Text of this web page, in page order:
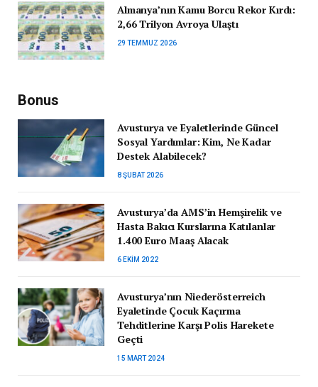
Almanya’nın Kamu Borcu Rekor Kırdı:
2,66 Trilyon Avroya Ulaştı
29 TEMMUZ 2026
Bonus
Avusturya ve Eyaletlerinde Güncel
Sosyal Yardımlar: Kim, Ne Kadar
Destek Alabilecek?
8 ŞUBAT 2026
Avusturya’da AMS’in Hemşirelik ve
Hasta Bakıcı Kurslarına Katılanlar
1.400 Euro Maaş Alacak
6 EKIM 2022
Avusturya’nın Niederösterreich
Eyaletinde Çocuk Kaçırma
Tehditlerine Karşı Polis Harekete
Geçti
15 MART 2024